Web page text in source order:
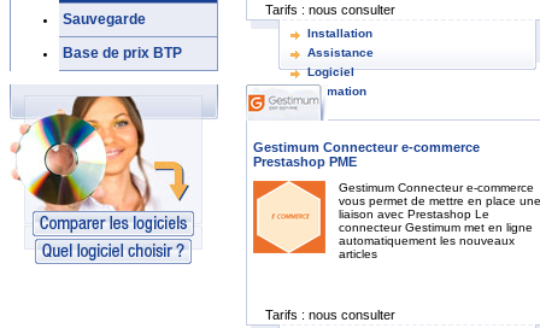
Sauvegarde
Base de prix BTP
Tarifs : nous consulter
Installation
Assistance
Logiciel
Formation
Gestimum Connecteur e-commerce
Prestashop PME
Gestimum Connecteur e-commerce
vous permet de mettre en place une
liaison avec Prestashop Le
connecteur Gestimum met en ligne
automatiquement les nouveaux
articles
Tarifs : nous consulter